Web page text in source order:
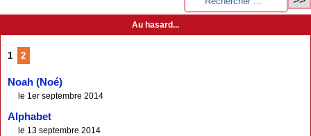
Au hasard...
1 2
Noah (Noé)
le 1er septembre 2014
Alphabet
le 13 septembre 2014